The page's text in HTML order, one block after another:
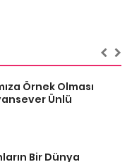
Örnek Olması
Ünlü
Bir Dünya